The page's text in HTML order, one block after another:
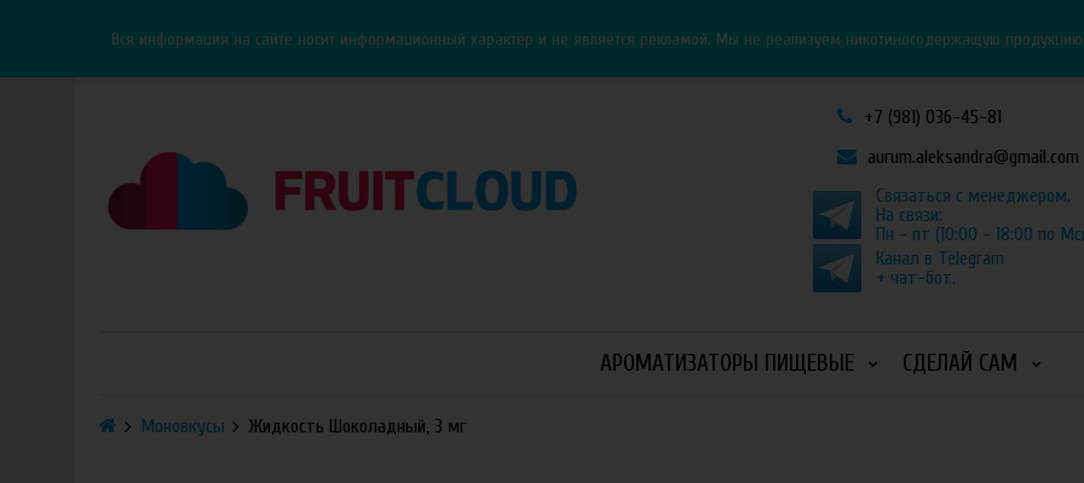
Вся информация на сайте носит информационный характер и не является рекламой. Мы не реализуем никотиносодержащую продукцию
+7 (981) 036-45-81
aurum.aleksandra@gmail.com
Связаться с менеджером.
На связи:
Пн - пт (10:00 - 18:00 по
Канал в Telegram
+ чат-бот.
АРОМАТИЗАТОРЫ ПИЩЕВЫЕ СДЕЛАЙ САМ
Моновкусы Жидкость Шоколадный, 3 мг